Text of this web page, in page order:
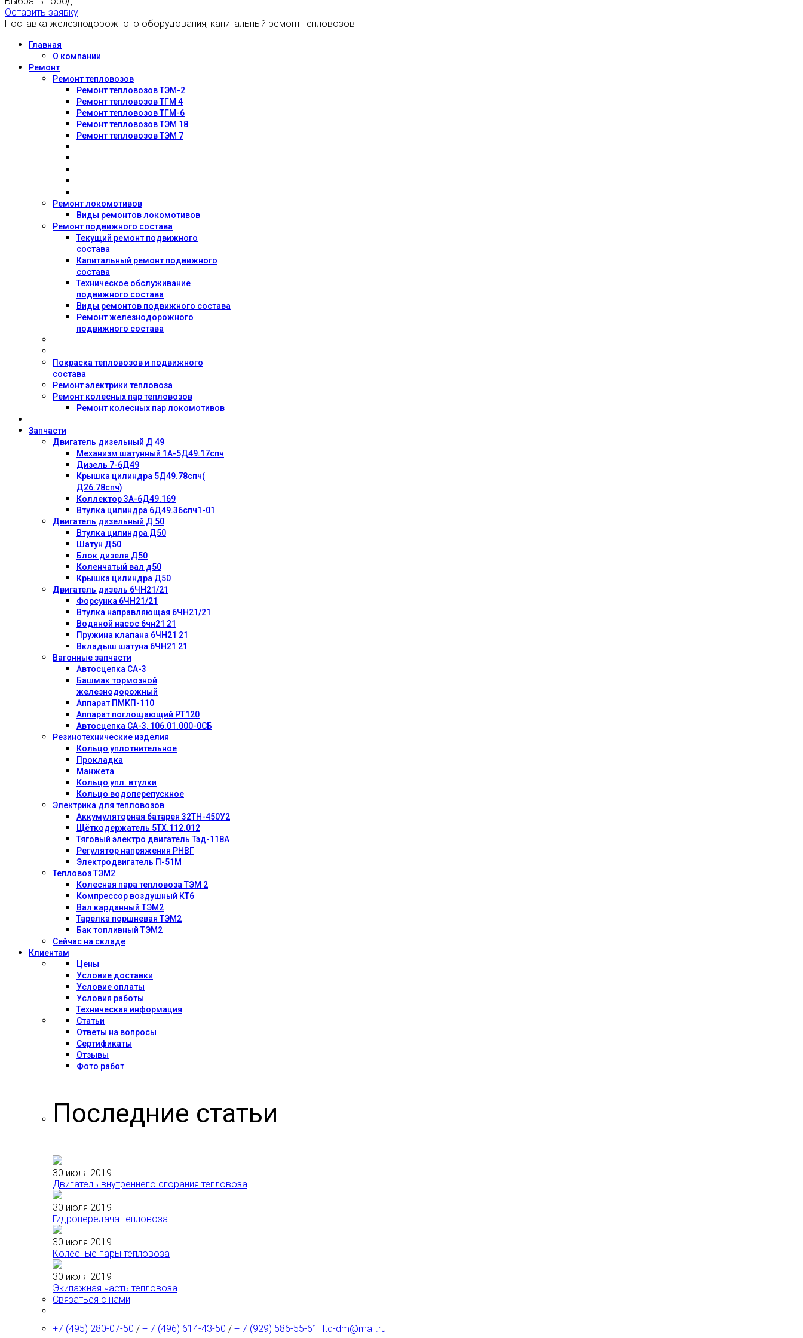
Оставить заявку
Поставка железнодорожного оборудования, капитальный ремонт тепловозов
Главная
О компании
Ремонт
Ремонт тепловозов
Ремонт тепловозов ТЭМ-2
Ремонт тепловозов ТГМ 4
Ремонт тепловозов ТГМ-6
Ремонт тепловозов ТЭМ 18
Ремонт тепловозов ТЭМ 7
Ремонт локомотивов
Виды ремонтов локомотивов
Ремонт подвижного состава
Текущий ремонт подвижного
состава
Капитальный ремонт подвижного
состава
Техническое обслуживание
подвижного состава
Виды ремонтов подвижного состава
Ремонт железнодорожного
подвижного состава
Покраска тепловозов и подвижного
состава
Ремонт электрики тепловоза
Ремонт колесных пар тепловозов
Ремонт колесных пар локомотивов
Запчасти
Двигатель дизельный Д 49
Механизм шатунный 1А-5Д49.17спч
Дизель 7-6Д49
Крышка цилиндра 5Д49.78спч(
Д26.78спч)
Коллектор 3А-6Д49.169
Втулка цилиндра 6Д49.36спч1-01
Двигатель дизельный Д 50
Втулка цилиндра Д50
Шатун Д50
Блок дизеля Д50
Коленчатый вал д50
Крышка цилиндра Д50
Двигатель дизель 6ЧН21/21
Форсунка 6ЧН21/21
Втулка направляющая 6ЧН21/21
Водяной насос 6чн21 21
Пружина клапана 6ЧН21 21
Вкладыш шатуна 6ЧН21 21
Вагонные запчасти
Автосцепка СА-3
Башмак тормозной
железнодорожный
Аппарат ПМКП-110
Аппарат поглощающий РТ120
Автосцепка СА-3, 106.01.000-0СБ
Резинотехнические изделия
Кольцо уплотнительное
Прокладка
Манжета
Кольцо упл. втулки
Кольцо водоперепускное
Электрика для тепловозов
Аккумуляторная батарея 32ТН-450У2
Щёткодержатель 5ТХ.112.012
Тяговый электро двигатель Тэд-118А
Регулятор напряжения РНВГ
Электродвигатель П-51М
Тепловоз ТЭМ2
Колесная пара тепловоза ТЭМ 2
Компрессор воздушный КТ6
Вал карданный ТЭМ2
Тарелка поршневая ТЭМ2
Бак топливный ТЭМ2
Сейчас на складе
Клиентам
Цены
Условие доставки
Условие оплаты
Условия работы
Техническая информация
Статьи
Ответы на вопросы
Сертификаты
Отзывы
Фото работ
Последние статьи
30 июля 2019
Двигатель внутреннего сгорания тепловоза
30 июля 2019
Гидропередача тепловоза
30 июля 2019
Колесные пары тепловоза
30 июля 2019
Экипажная часть тепловоза
Связаться с нами
+7 (495) 280-07-50 / + 7 (496) 614-43-50 / + 7 (929) 586-55-61 ltd-dm@mail.ru